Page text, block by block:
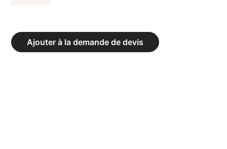
Ajouter à la demande de devis
DOUBLE
LEG